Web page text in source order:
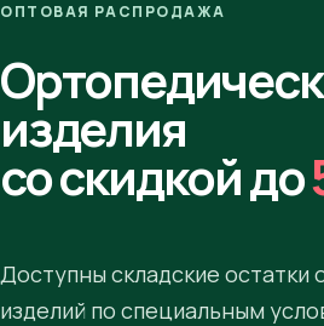
ОПТОВАЯ РАСПРОДАЖА
изделия
со скидкой до
Доступны складские остатки
изделий по специальным